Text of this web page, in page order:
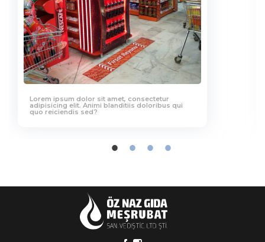
Lorem ipsum dolor sit amet, consectetur
adipisicing elit. Animi blanditiis doloribus qui
quo reiciendis sed?